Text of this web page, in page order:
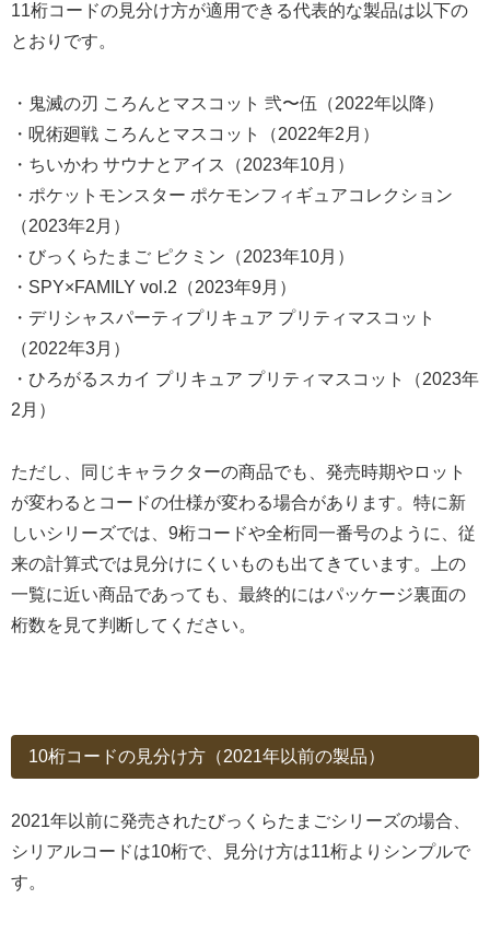
11桁コードの見分け方が適用できる代表的な製品は以下の
とおりです。
・鬼滅の刃 ころんとマスコット 弐〜伍（2022年以降）
・呪術廻戦 ころんとマスコット（2022年2月）
・ちいかわ サウナとアイス（2023年10月）
・ポケットモンスター ポケモンフィギュアコレクション
（2023年2月）
・びっくらたまご ピクミン（2023年10月）
・SPY×FAMILY vol.2（2023年9月）
・デリシャスパーティプリキュア プリティマスコット
（2022年3月）
・ひろがるスカイ プリキュア プリティマスコット（2023年
2月）
ただし、同じキャラクターの商品でも、発売時期やロット
が変わるとコードの仕様が変わる場合があります。特に新
しいシリーズでは、9桁コードや全桁同一番号のように、従
来の計算式では見分けにくいものも出てきています。上の
一覧に近い商品であっても、最終的にはパッケージ裏面の
桁数を見て判断してください。
10桁コードの見分け方（2021年以前の製品）
2021年以前に発売されたびっくらたまごシリーズの場合、
シリアルコードは10桁で、見分け方は11桁よりシンプルで
す。